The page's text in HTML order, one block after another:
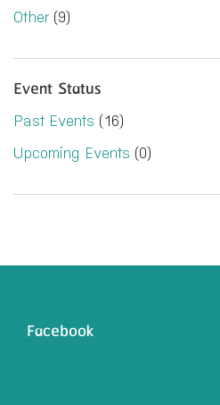
Other (9)
Event Status
Past Events (16)
Upcoming Events (0)
Facebook